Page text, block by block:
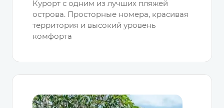
Курорт с одним из лучших пляжей
острова. Просторные номера, красивая
территория и высокий уровень
комфорта